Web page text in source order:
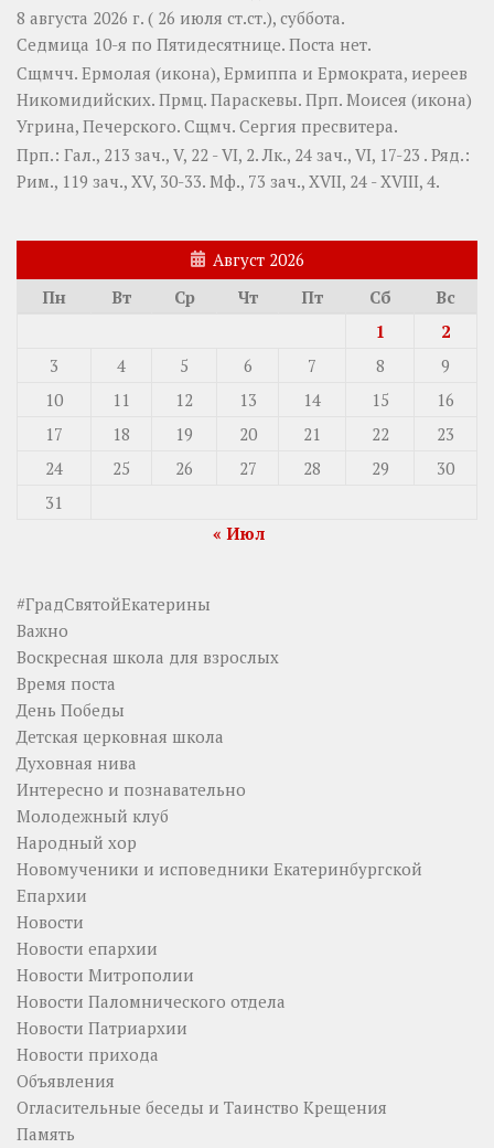
8 августа 2026 г. ( 26 июля ст.ст.), суббота.
Седмица 10-я по Пятидесятнице. Поста нет.
Сщмчч. Ермолая (икона), Ермиппа и Ермократа, иереев
Никомидийских. Прмц. Параскевы. Прп. Моисея (икона)
Угрина, Печерского. Сщмч. Сергия пресвитера.
Прп.: Гал., 213 зач., V, 22 - VI, 2. Лк., 24 зач., VI, 17-23 . Ряд.:
Рим., 119 зач., XV, 30-33. Мф., 73 зач., XVII, 24 - XVIII, 4.
Август 2026
Пн
Вт Ср Чт Пт Сб
Вс
1
2
3
4 5 6 7 8
9
10
11 12 13 14 15
16
17
18 19 20 21 22
23
24
25 26 27 28 29
30
31
« Июл
#ГрадСвятойЕкатерины
Важно
Воскресная школа для взрослых
Время поста
День Победы
Детская церковная школа
Духовная нива
Интересно и познавательно
Молодежный клуб
Народный хор
Новомученики и исповедники Екатеринбургской
Епархии
Новости
Новости епархии
Новости Митрополии
Новости Паломнического отдела
Новости Патриархии
Новости прихода
Объявления
Огласительные беседы и Таинство Крещения
Память